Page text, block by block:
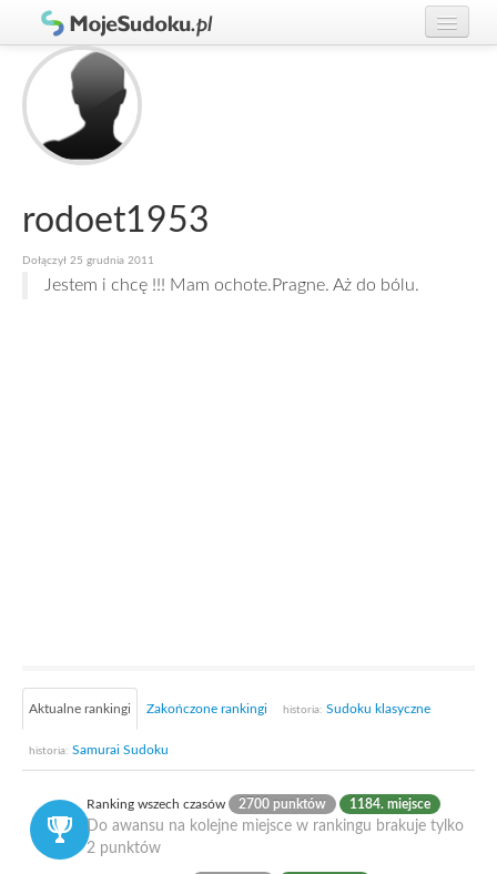
Graj w Sudoku!
Zasady Sudoku
Rankingi
Gracze
rodoet1953
Dołączył 25 grudnia 2011
Jestem i chcę !!! Mam ochote.Pragne. Aż do bólu.
Aktualne rankingi Zakończone rankingi historia: Sudoku klasyczne
historia: Samurai Sudoku
Ranking wszech czasów 2700 punktów 1184. miejsce
Do awansu na kolejne miejsce w rankingu brakuje tylko
2 punktów